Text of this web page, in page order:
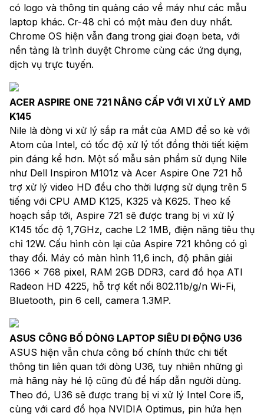
có logo và thông tin quảng cáo về máy như các mẫu
laptop khác. Cr-48 chỉ có một màu đen duy nhất.
Chrome OS hiện vẫn đang trong giai đoạn beta, với
nền tảng là trình duyệt Chrome cùng các ứng dụng,
dịch vụ trực tuyến.
ACER ASPIRE ONE 721 NÂNG CẤP VỚI VI XỬ LÝ AMD
K145
Nile là dòng vi xử lý sắp ra mắt của AMD để so kè với
Atom của Intel, có tốc độ xử lý tốt đồng thời tiết kiệm
pin đáng kể hơn. Một số mẫu sản phẩm sử dụng Nile
như Dell Inspiron M101z và Acer Aspire One 721 hỗ
trợ xử lý video HD đều cho thời lượng sử dụng trên 5
tiếng với CPU AMD K125, K325 và K625. Theo kế
hoạch sắp tới, Aspire 721 sẽ được trang bị vi xử lý
K145 tốc độ 1,7GHz, cache L2 1MB, điện năng tiêu thụ
chỉ 12W. Cấu hình còn lại của Aspire 721 không có gì
thay đổi. Máy có màn hình 11,6 inch, độ phân giải
1366 x 768 pixel, RAM 2GB DDR3, card đồ họa ATI
Radeon HD 4225, hỗ trợ kết nối 802.11b/g/n Wi-Fi,
Bluetooth, pin 6 cell, camera 1.3MP.
ASUS CÔNG BỐ DÒNG LAPTOP SIÊU DI ĐỘNG U36
ASUS hiện vẫn chưa công bố chính thức chi tiết
thông tin liên quan tới dòng U36, tuy nhiên những gì
mà hãng này hé lộ cũng đủ để hấp dẫn người dùng.
Theo đó, U36 sẽ được trang bị vi xử lý Intel Core i5,
cùng với card đồ họa NVIDIA Optimus, pin hứa hẹn